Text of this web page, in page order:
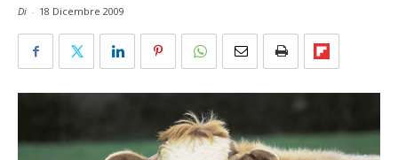
Di - 18 Dicembre 2009